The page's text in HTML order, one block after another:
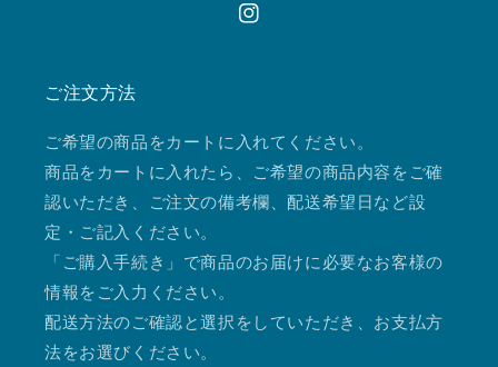
Instagram
ご注文方法
ご希望の商品をカートに入れてください。
商品をカートに入れたら、ご希望の商品内容をご確
認いただき、ご注文の備考欄、配送希望日など設
定・ご記入ください。
「ご購入手続き」で商品のお届けに必要なお客様の
情報をご入力ください。
配送方法のご確認と選択をしていただき、お支払方
法をお選びください。